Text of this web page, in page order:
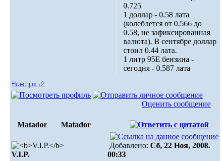
0.725
1 доллар - 0.58 лата
(колеблется от 0.566 до
0.58, не зафиксированная
валюта). В сентябре доллар
стоил 0.44 лата.
1 литр 95Е бензина -
сегодня - 0.587 лата
Наверх ⮵
Оценить сообщение
Matador Matador
V.I.P.
Добавлено: Сб, 22 Ноя, 2008.
00:33